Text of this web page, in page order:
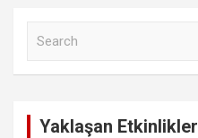
Yaklaşan Etkinlikler